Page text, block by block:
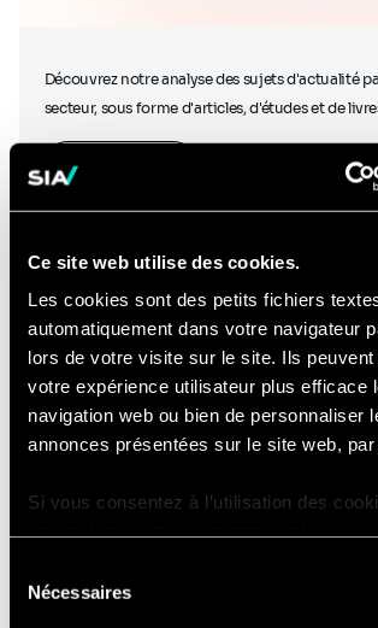
Ce site web utilise des cookies.
Les cookies sont des petits fichiers
automatiquement dans votre navigateur
lors de votre visite sur le site. Ils
votre expérience utilisateur plus efficace
navigation web ou bien de personnaliser
annonces présentées sur le site web, par
Si vous consentez à l’utilisation des
consentir à cette utilisation à nouveau. Si
Nécessaires
Découvrez notre analyse des sujets d'actualité
secteur, sous forme d'articles, d'études et de
En savoir plus
Podcasts
Écoutez nos experts discuter avec d'autres
découvrez des podcasts créés en interne.
Ecouter nos podcasts